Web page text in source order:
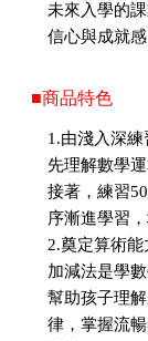
未來入學的
信心與成就感
■商品特色
1.由淺入深練
先理解數學
接著，練習
序漸進學習
2.奠定算術能
加減法是學
幫助孩子理
律，掌握流